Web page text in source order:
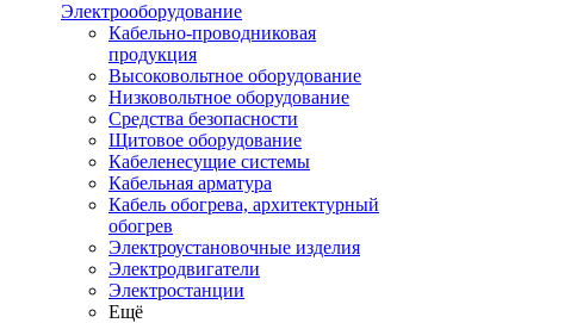
Электрооборудование
Кабельно-проводниковая
продукция
Высоковольтное оборудование
Низковольтное оборудование
Средства безопасности
Щитовое оборудование
Кабеленесущие системы
Кабельная арматура
Кабель обогрева, архитектурный
обогрев
Электроустановочные изделия
Электродвигатели
Электростанции
Ещё